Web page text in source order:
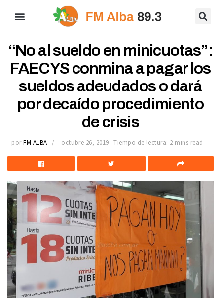
“No al sueldo en minicuotas”:
FAECYS conmina a pagar los
sueldos adeudados o dará
por decaído procedimiento
de crisis
por FM ALBA octubre 26, 2019 Tiempo de lectura: 2 mins read